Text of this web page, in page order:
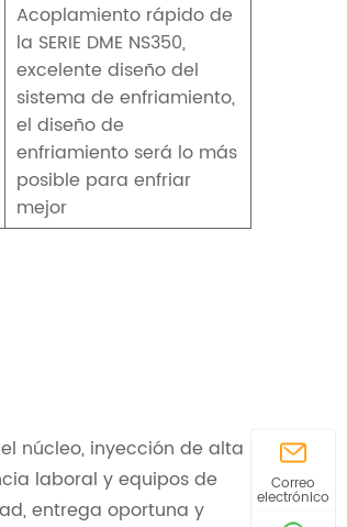
Acoplamiento rápido de
la SERIE DME NS350,
excelente diseño del
sistema de enfriamiento,
el diseño de
enfriamiento será lo más
posible para enfriar
mejor
núcleo, inyección de alta
laboral y equipos de
entrega oportuna y
Correo
electrónico